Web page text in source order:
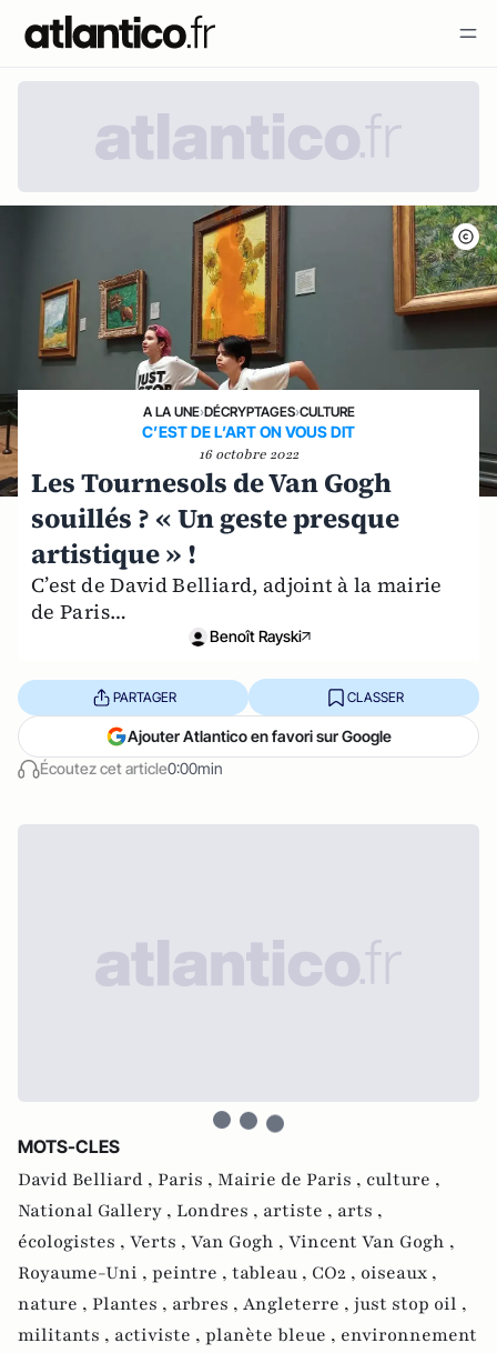
A LA UNE›DÉCRYPTAGES›CULTURE
C’EST DE L’ART ON VOUS DIT
16 octobre 2022
Les Tournesols de Van Gogh
souillés ? « Un geste presque
artistique » !
C’est de David Belliard, adjoint à la mairie
de Paris…
Benoît Rayski
Écoutez cet article0:00min
PARTAGER CLASSER
Ajouter Atlantico en favori sur Google
MOTS-CLES
David Belliard , Paris , Mairie de Paris , culture ,
National Gallery , Londres , artiste , arts ,
écologistes , Verts , Van Gogh , Vincent Van Gogh ,
Royaume-Uni , peintre , tableau , CO2 , oiseaux ,
nature , Plantes , arbres , Angleterre , just stop oil ,
militants , activiste , planète bleue , environnement